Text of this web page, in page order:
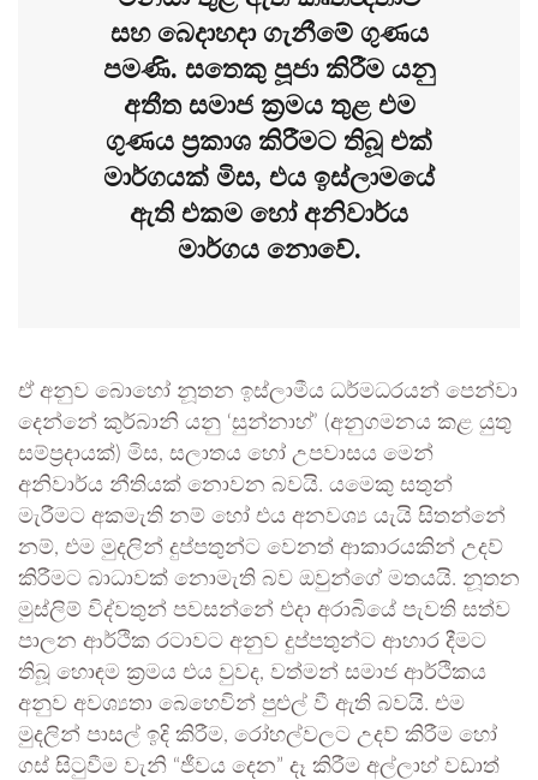
සහ බෙදාහදා ගැනීමේ ගුණය
පමණි. සතෙකු පූජා කිරීම යනු
අතීත සමාජ ක්‍රමය තුළ එම
ගුණය ප්‍රකාශ කිරීමට තිබූ එක්
මාර්ගයක් මිස, එය ඉස්ලාමයේ
ඇති එකම හෝ අනිවාර්ය
මාර්ගය නොවේ.
ඒ අනුව බොහෝ නූතන ඉස්ලාමීය ධර්මධරයන් පෙන්වා
දෙන්නේ කුර්බානි යනු ‘සුන්නාහ්’ (අනුගමනය කළ යුතු
සම්ප්‍රදායක්) මිස, සලාතය හෝ උපවාසය මෙන්
අනිවාර්ය නීතියක් නොවන බවයි. යමෙකු සතුන්
මැරීමට අකමැති නම් හෝ එය අනවශ්‍ය යැයි සිතන්නේ
නම්, එම මුදලින් දුප්පතුන්ට වෙනත් ආකාරයකින් උදව්
කිරීමට බාධාවක් නොමැති බව ඔවුන්ගේ මතයයි. නූතන
මුස්ලිම් විද්වතුන් පවසන්නේ එදා අරාබියේ පැවති සත්ව
පාලන ආර්ථික රටාවට අනුව දුප්පතුන්ට ආහාර දීමට
තිබූ හොඳම ක්‍රමය එය වුවද, වත්මන් සමාජ ආර්ථිකය
අනුව අවශ්‍යතා බෙහෙවින් පුළුල් වී ඇති බවයි. එම
මුදලින් පාසල් ඉදි කිරීම, රෝහල්වලට උදව් කිරීම හෝ
ගස් සිටුවීම වැනි “ජීවය දෙන” දෑ කිරීම අල්ලාහ් වඩාත්